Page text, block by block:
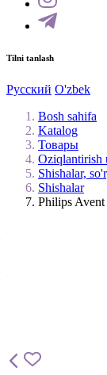
Tilni tanlash
Русский O'zbek
Bosh sahifa
Katalog
Товары
Oziqlantirish
Shishalar,
Shishalar
Philips